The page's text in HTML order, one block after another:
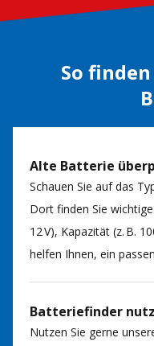
So
Alte Batterie
Schauen Sie auf das
Dort finden Sie
12 V), Kapazität (z. B.
helfen Ihnen, ein
Batteriefinder
Nutzen Sie gerne